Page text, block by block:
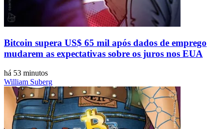
Bitcoin supera US$ 65 mil após dados de emprego
mudarem as expectativas sobre os juros nos EUA
há 53 minutos
William Suberg